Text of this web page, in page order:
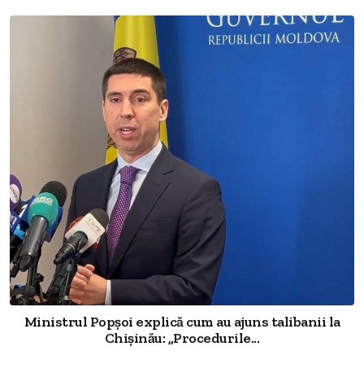
Ministrul Popșoi explică cum au ajuns talibanii la
Chișinău: „Procedurile...